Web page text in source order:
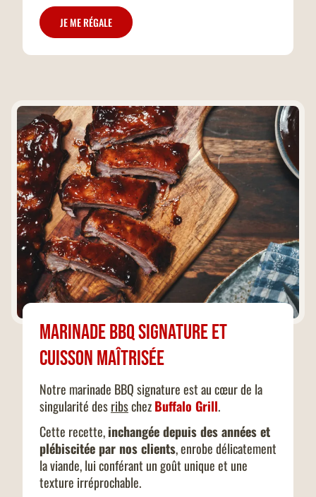
JE ME RÉGALE
Marinade BBQ signature et
cuisson maîtrisée
Notre marinade BBQ signature est au cœur de la
singularité desribschezBuffalo Grill.
Cette recette,inchangée depuis des années et
plébiscitée par nos clients, enrobe délicatement
la viande, lui conférant un goût unique et une
texture irréprochable.